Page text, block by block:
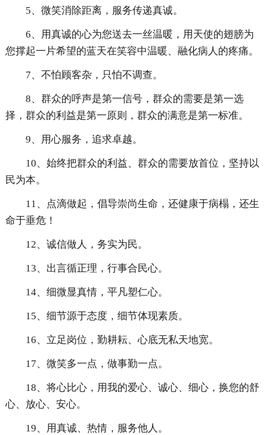
5、微笑消除距离，服务传递真诚。
6、用真诚的心为您送去一丝温暖，用天使的翅膀为
您撑起一片希望的蓝天在笑容中温暖、融化病人的疼痛。
7、不怕顾客杂，只怕不调查。
8、群众的呼声是第一信号，群众的需要是第一选
择，群众的利益是第一原则，群众的满意是第一标准。
9、用心服务，追求卓越。
10、始终把群众的利益、群众的需要放首位，坚持以
民为本。
11、点滴做起，倡导崇尚生命，还健康于病榻，还生
命于垂危！
12、诚信做人，务实为民。
13、出言循正理，行事合民心。
14、细微显真情，平凡塑仁心。
15、细节源于态度，细节体现素质。
16、立足岗位，勤耕耘、心底无私天地宽。
17、微笑多一点，做事勤一点。
18、将心比心，用我的爱心、诚心、细心，换您的舒
心、放心、安心。
19、用真诚、热情，服务他人。